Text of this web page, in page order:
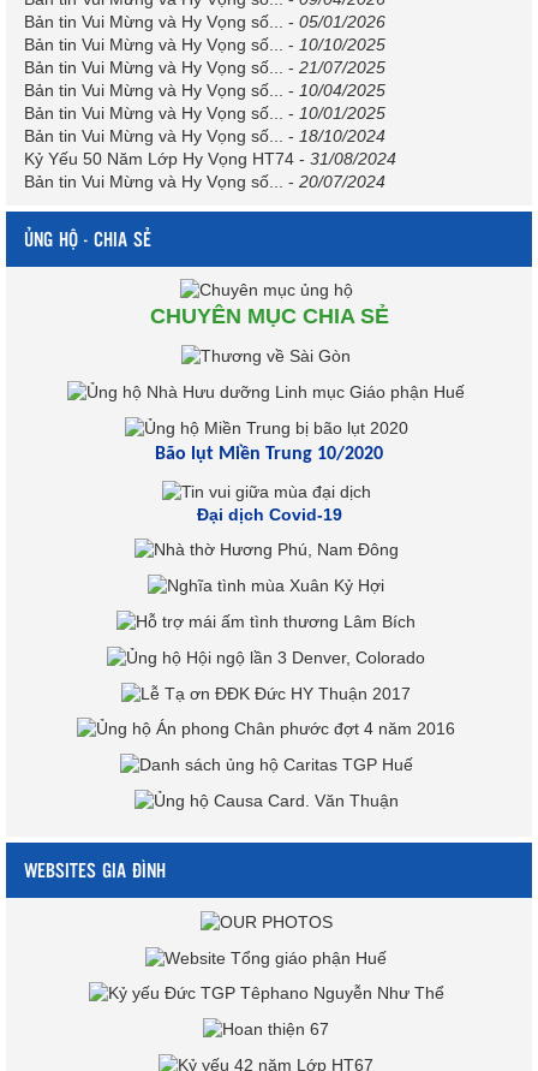
Bản tin Vui Mừng và Hy Vọng số...
- 05/01/2026
Bản tin Vui Mừng và Hy Vọng số...
- 10/10/2025
Bản tin Vui Mừng và Hy Vọng số...
- 21/07/2025
Bản tin Vui Mừng và Hy Vọng số...
- 10/04/2025
Bản tin Vui Mừng và Hy Vọng số...
- 10/01/2025
Bản tin Vui Mừng và Hy Vọng số...
- 18/10/2024
Kỷ Yếu 50 Năm Lớp Hy Vọng HT74 - 31/08/2024
Bản tin Vui Mừng và Hy Vọng số...
- 20/07/2024
ỦNG HỘ - CHIA SẺ
CHUYÊN MỤC CHIA SẺ
Bão lụt Miền Trung 10/2020
Đại dịch Covid-19
WEBSITES GIA ĐÌNH